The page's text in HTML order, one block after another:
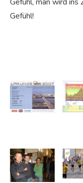
Gefühl!